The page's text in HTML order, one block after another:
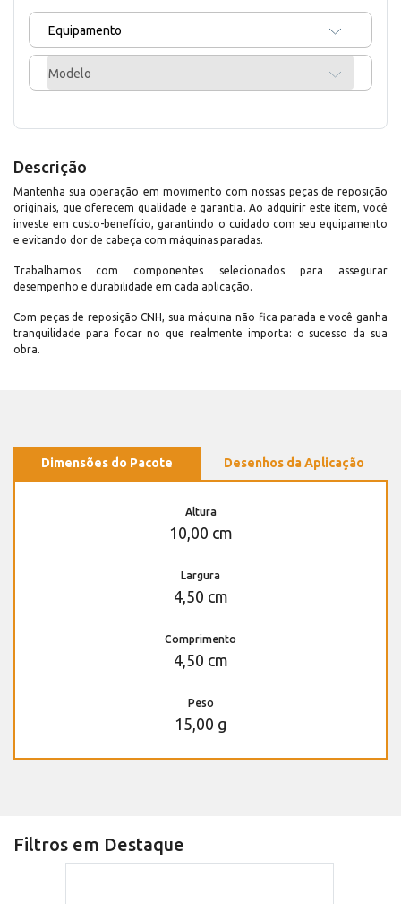
Equipamento
Modelo
Descrição
Mantenha sua operação em movimento com nossas peças de reposição
originais, que oferecem qualidade e garantia. Ao adquirir este item, você
investe em custo-benefício, garantindo o cuidado com seu equipamento
e evitando dor de cabeça com máquinas paradas.
Trabalhamos com componentes selecionados para assegurar
desempenho e durabilidade em cada aplicação.
Com peças de reposição CNH, sua máquina não fica parada e você ganha
tranquilidade para focar no que realmente importa: o sucesso da sua
obra.
Dimensões do Pacote Desenhos da Aplicação
Altura
10,00 cm
Largura
4,50 cm
Comprimento
4,50 cm
Peso
15,00 g
Filtros em Destaque